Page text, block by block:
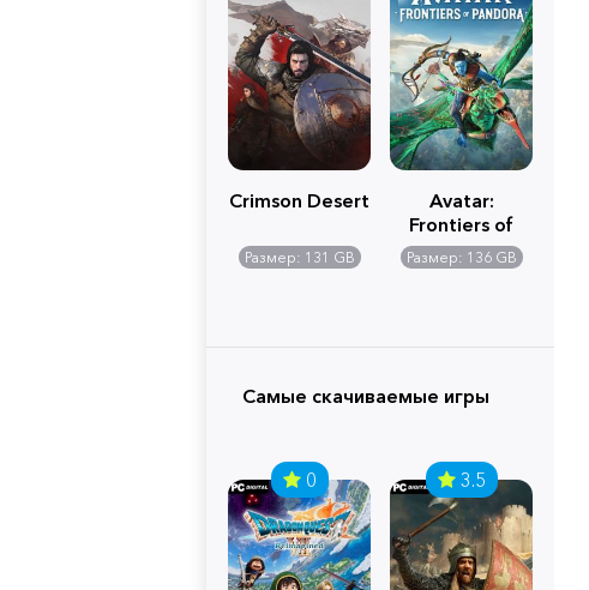
Crimson Desert
Размер: 131 GB
Avatar:
Frontiers of
Pandora
Размер: 136 GB
Самые скачиваемые игры
0 3.5